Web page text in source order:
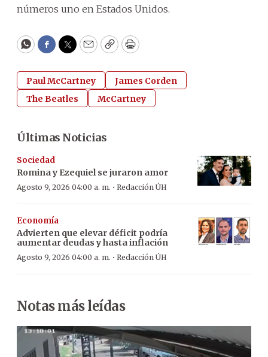
números uno en Estados Unidos.
WhatsApp
Facebook
Twitter
EmailCopyPrint
Paul McCartney
James Corden
The Beatles
McCartney
Últimas Noticias
Sociedad
Romina y Ezequiel se juraron amor
Agosto 9, 2026 04:00 a. m. · Redacción ÚH
Economía
Advierten que elevar déficit podría
aumentar deudas y hasta inflación
Agosto 9, 2026 04:00 a. m. · Redacción ÚH
Notas más leídas